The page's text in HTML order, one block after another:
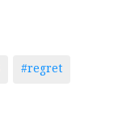
#regret